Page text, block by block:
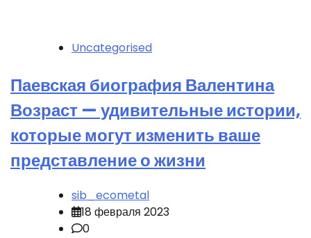
Uncategorised
Паевская биография Валентина
Возраст — удивительные истории,
которые могут изменить ваше
представление о жизни
sib_ecometal
18 февраля 2023
0